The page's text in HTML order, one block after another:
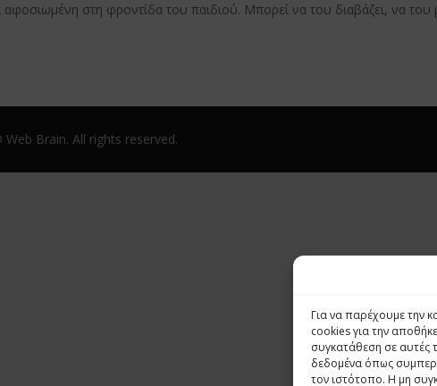
Για να παρέχουμε την
cookies για την
συγκατάθεση σε αυτές
δεδομένα όπως
τον ιστότοπο. Η μη
αφοσιωμένη στη φροντίδα του παιδιού. Μπορεί να του διαβάζει, να του
Brain. All rights reserved.